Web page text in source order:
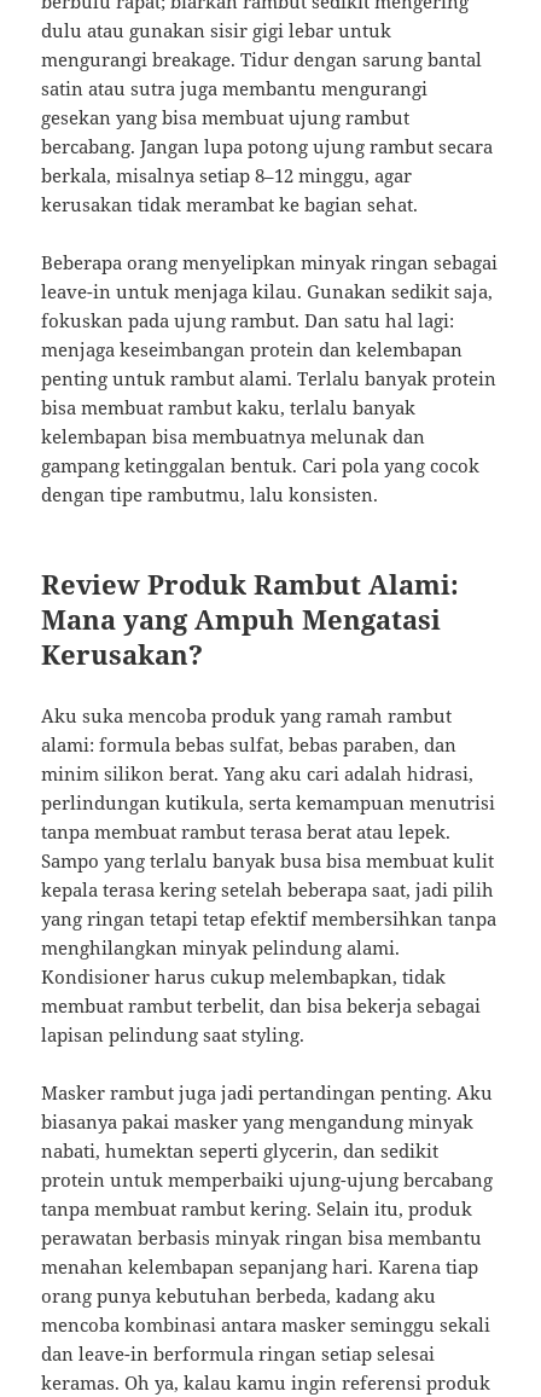
dulu atau gunakan sisir gigi lebar untuk
mengurangi breakage. Tidur dengan sarung bantal
satin atau sutra juga membantu mengurangi
gesekan yang bisa membuat ujung rambut
bercabang. Jangan lupa potong ujung rambut secara
berkala, misalnya setiap 8–12 minggu, agar
kerusakan tidak merambat ke bagian sehat.
Beberapa orang menyelipkan minyak ringan sebagai
leave-in untuk menjaga kilau. Gunakan sedikit saja,
fokuskan pada ujung rambut. Dan satu hal lagi:
menjaga keseimbangan protein dan kelembapan
penting untuk rambut alami. Terlalu banyak protein
bisa membuat rambut kaku, terlalu banyak
kelembapan bisa membuatnya melunak dan
gampang ketinggalan bentuk. Cari pola yang cocok
dengan tipe rambutmu, lalu konsisten.
Review Produk Rambut Alami:
Mana yang Ampuh Mengatasi
Kerusakan?
Aku suka mencoba produk yang ramah rambut
alami: formula bebas sulfat, bebas paraben, dan
minim silikon berat. Yang aku cari adalah hidrasi,
perlindungan kutikula, serta kemampuan menutrisi
tanpa membuat rambut terasa berat atau lepek.
Sampo yang terlalu banyak busa bisa membuat kulit
kepala terasa kering setelah beberapa saat, jadi pilih
yang ringan tetapi tetap efektif membersihkan tanpa
menghilangkan minyak pelindung alami.
Kondisioner harus cukup melembapkan, tidak
membuat rambut terbelit, dan bisa bekerja sebagai
lapisan pelindung saat styling.
Masker rambut juga jadi pertandingan penting. Aku
biasanya pakai masker yang mengandung minyak
nabati, humektan seperti glycerin, dan sedikit
protein untuk memperbaiki ujung-ujung bercabang
tanpa membuat rambut kering. Selain itu, produk
perawatan berbasis minyak ringan bisa membantu
menahan kelembapan sepanjang hari. Karena tiap
orang punya kebutuhan berbeda, kadang aku
mencoba kombinasi antara masker seminggu sekali
dan leave-in berformula ringan setiap selesai
keramas. Oh ya, kalau kamu ingin referensi produk